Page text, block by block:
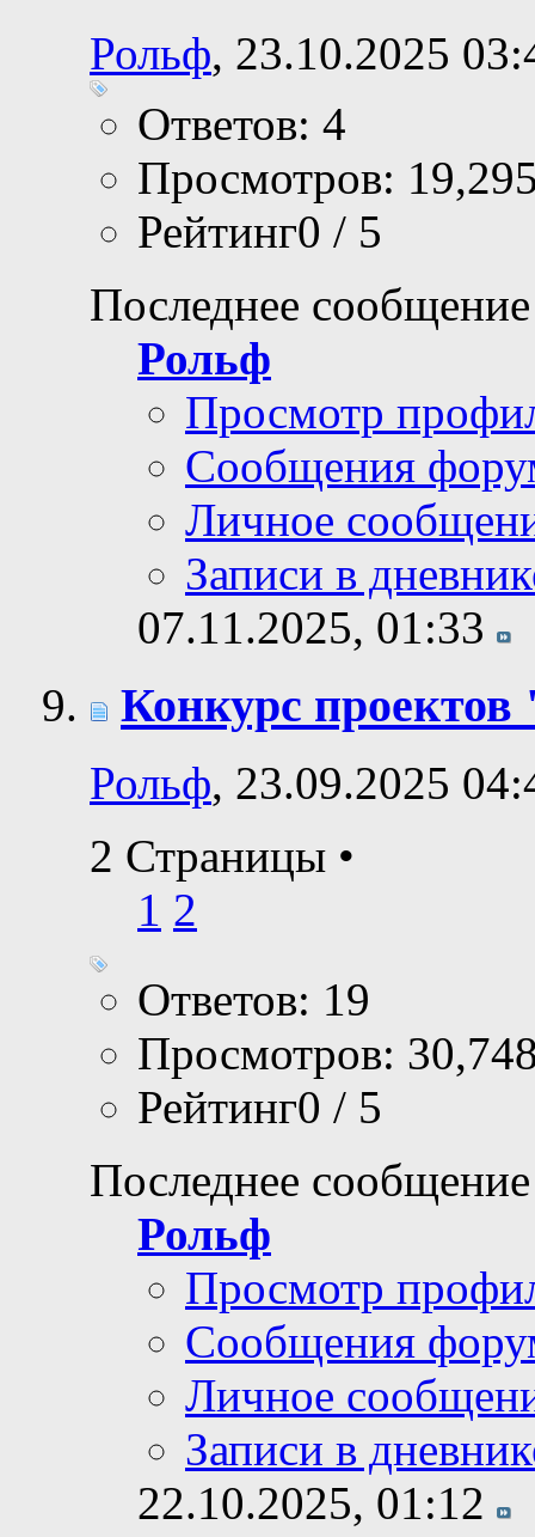
Рольф, 23.10.2025
Ответов: 4
Просмотров:
Рейтинг0 / 5
Последнее
Рольф
Просмотр
Сообщения
Личное
Записи в
07.11.2025, 01:33
Конкурс
Рольф, 23.09.2025
2 Страницы •
1 2
Ответов: 19
Просмотров:
Рейтинг0 / 5
Последнее
Рольф
Просмотр
Сообщения
Личное
Записи в
22.10.2025, 01:12